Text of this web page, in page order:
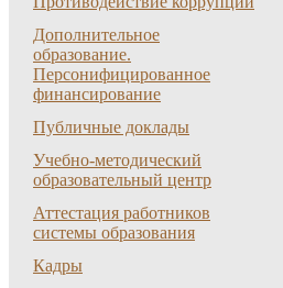
Дополнительное
образование.
Персонифицированное
финансирование
Публичные доклады
Учебно-методический
образовательный центр
Аттестация работников
системы образования
Кадры